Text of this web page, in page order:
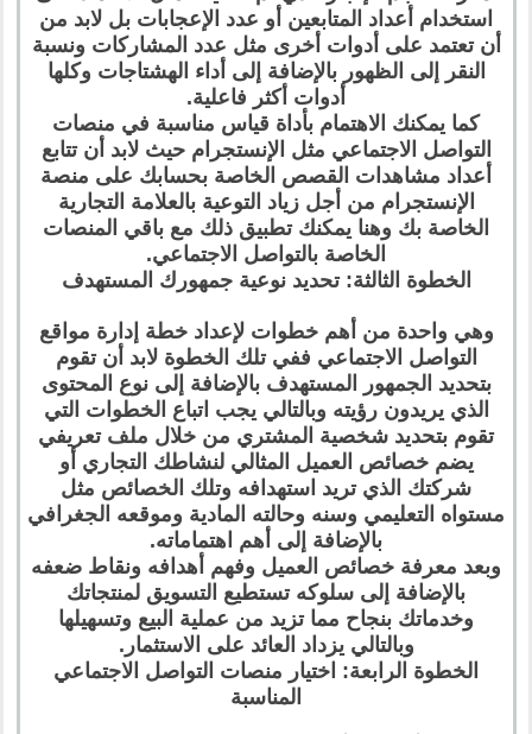
استخدام أعداد المتابعين أو عدد الإعجابات بل لابد من
أن تعتمد على أدوات أخرى مثل عدد المشاركات ونسبة
النقر إلى الظهور بالإضافة إلى أداء الهشتاجات وكلها
أدوات أكثر فاعلية.
كما يمكنك الاهتمام بأداة قياس مناسبة في منصات
التواصل الاجتماعي مثل الإنستجرام حيث لابد أن تتابع
أعداد مشاهدات القصص الخاصة بحسابك على منصة
الإنستجرام من أجل زياد التوعية بالعلامة التجارية
الخاصة بك وهنا يمكنك تطبيق ذلك مع باقي المنصات
الخاصة بالتواصل الاجتماعي.
الخطوة الثالثة: تحديد نوعية جمهورك المستهدف
وهي واحدة من أهم خطوات لإعداد خطة إدارة مواقع
التواصل الاجتماعي ففي تلك الخطوة لابد أن تقوم
بتحديد الجمهور المستهدف بالإضافة إلى نوع المحتوى
الذي يريدون رؤيته وبالتالي يجب اتباع الخطوات التي
تقوم بتحديد شخصية المشتري من خلال ملف تعريفي
يضم خصائص العميل المثالي لنشاطك التجاري أو
شركتك الذي تريد استهدافه وتلك الخصائص مثل
مستواه التعليمي وسنه وحالته المادية وموقعه الجغرافي
بالإضافة إلى أهم اهتماماته.
وبعد معرفة خصائص العميل وفهم أهدافه ونقاط ضعفه
بالإضافة إلى سلوكه تستطيع التسويق لمنتجاتك
وخدماتك بنجاح مما تزيد من عملية البيع وتسهيلها
وبالتالي يزداد العائد على الاستثمار.
الخطوة الرابعة: اختيار منصات التواصل الاجتماعي
المناسبة